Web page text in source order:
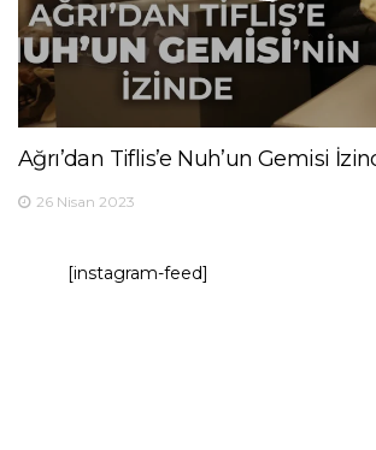
Ağrı’dan Tiflis’e Nuh’un Gemisi
26 Nisan 2023
[instagram-feed]